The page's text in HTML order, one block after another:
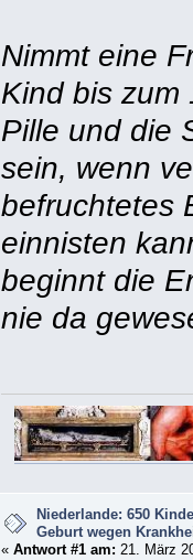
Nimmt eine
Kind bis zum
Pille und die
sein, wenn
befruchtetes
einnisten
beginnt die
nie da
Niederlande: 650
Geburt wegen
« Antwort #1 am: 21. März